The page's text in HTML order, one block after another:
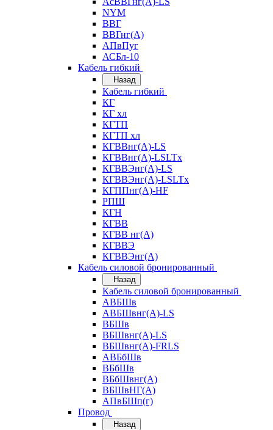
NYM
ВВГ
ВВГнг(А)
АПвПуг
АСБл-10
Кабель гибкий
Назад
Кабель гибкий
КГ
КГ хл
КГТП
КГТП хл
КГВВнг(А)-LS
КГВВнг(А)-LSLTx
КГВВЭнг(А)-LS
КГВВЭнг(А)-LSLTx
КГППнг(А)-HF
РПШ
КГН
КГВВ
КГВВ нг(А)
КГВВЭ
КГВВЭнг(А)
Кабель силовой бронированный
Назад
Кабель силовой бронированный
АВБШв
АВБШвнг(А)-LS
ВБШв
ВБШвнг(А)-LS
ВБШвнг(А)-FRLS
АВБбШв
ВБбШв
ВБбШвнг(А)
ВБШвНГ(А)
АПвБШп(г)
Провод
Назад